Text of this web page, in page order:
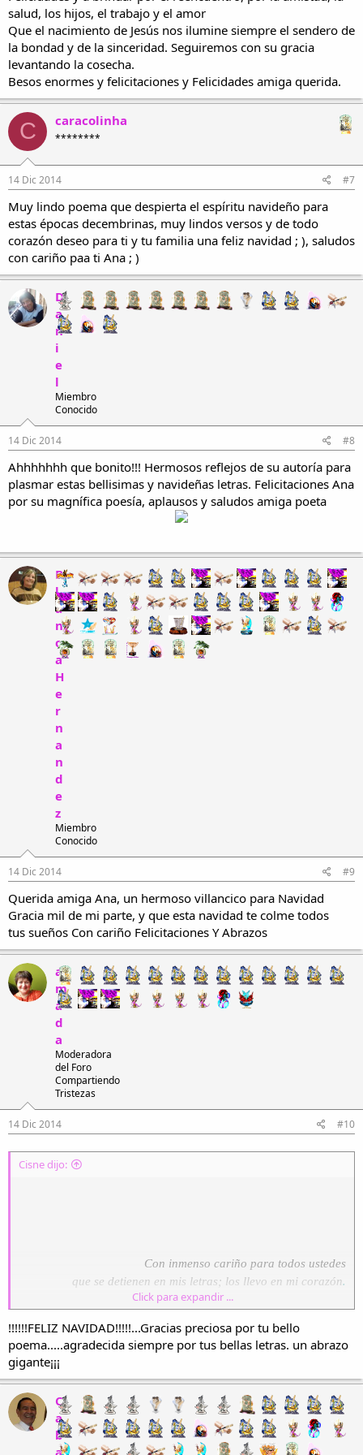
salud, los hijos, el trabajo y el amor
Que el nacimiento de Jesús nos ilumine siempre el sendero de
la bondad y de la sinceridad. Seguiremos con su gracia
levantando la cosecha.
Besos enormes y felicitaciones y Felicidades amiga querida.
C caracolinha
********
14 Dic 2014 #7
Muy lindo poema que despierta el espíritu navideño para
estas épocas decembrinas, muy lindos versos y de todo
corazón deseo para ti y tu familia una feliz navidad ; ), saludos
con cariño paa ti Ana ; )
D
a
n
i
e
l
Miembro
Conocido
14 Dic 2014 #8
Ahhhhhhh que bonito!!! Hermosos reflejos de su autoría para
plasmar estas bellisimas y navideñas letras. Felicitaciones Ana
por su magnífica poesía, aplausos y saludos amiga poeta
B
l
a
n
c
a
H
e
r
n
a
n
d
e
z
Miembro
Conocido
14 Dic 2014 #9
Querida amiga Ana, un hermoso villancico para Navidad
Gracia mil de mi parte, y que esta navidad te colme todos
tus sueños Con cariño Felicitaciones Y Abrazos
a
m
a
d
a
Moderadora
del Foro
Compartiendo
Tristezas
14 Dic 2014 #10
Cisne dijo:
Con inmenso cariño para todos ustedes
que se detienen en mis letras; los llevo en mi corazón.
NAVIDAD
Reflejos
¡¡Navidad feliz!!
cantan los pastores,
tocan sus tambores
¡¡feliz navidad!!
Click para expandir ...
!!!!!!FELIZ NAVIDAD!!!!!...Gracias preciosa por tu bello
poema.....agradecida siempre por tus bellas letras. un abrazo
gigante¡¡¡
C
a
b
a